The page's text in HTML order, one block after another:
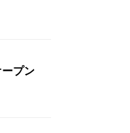
ープン